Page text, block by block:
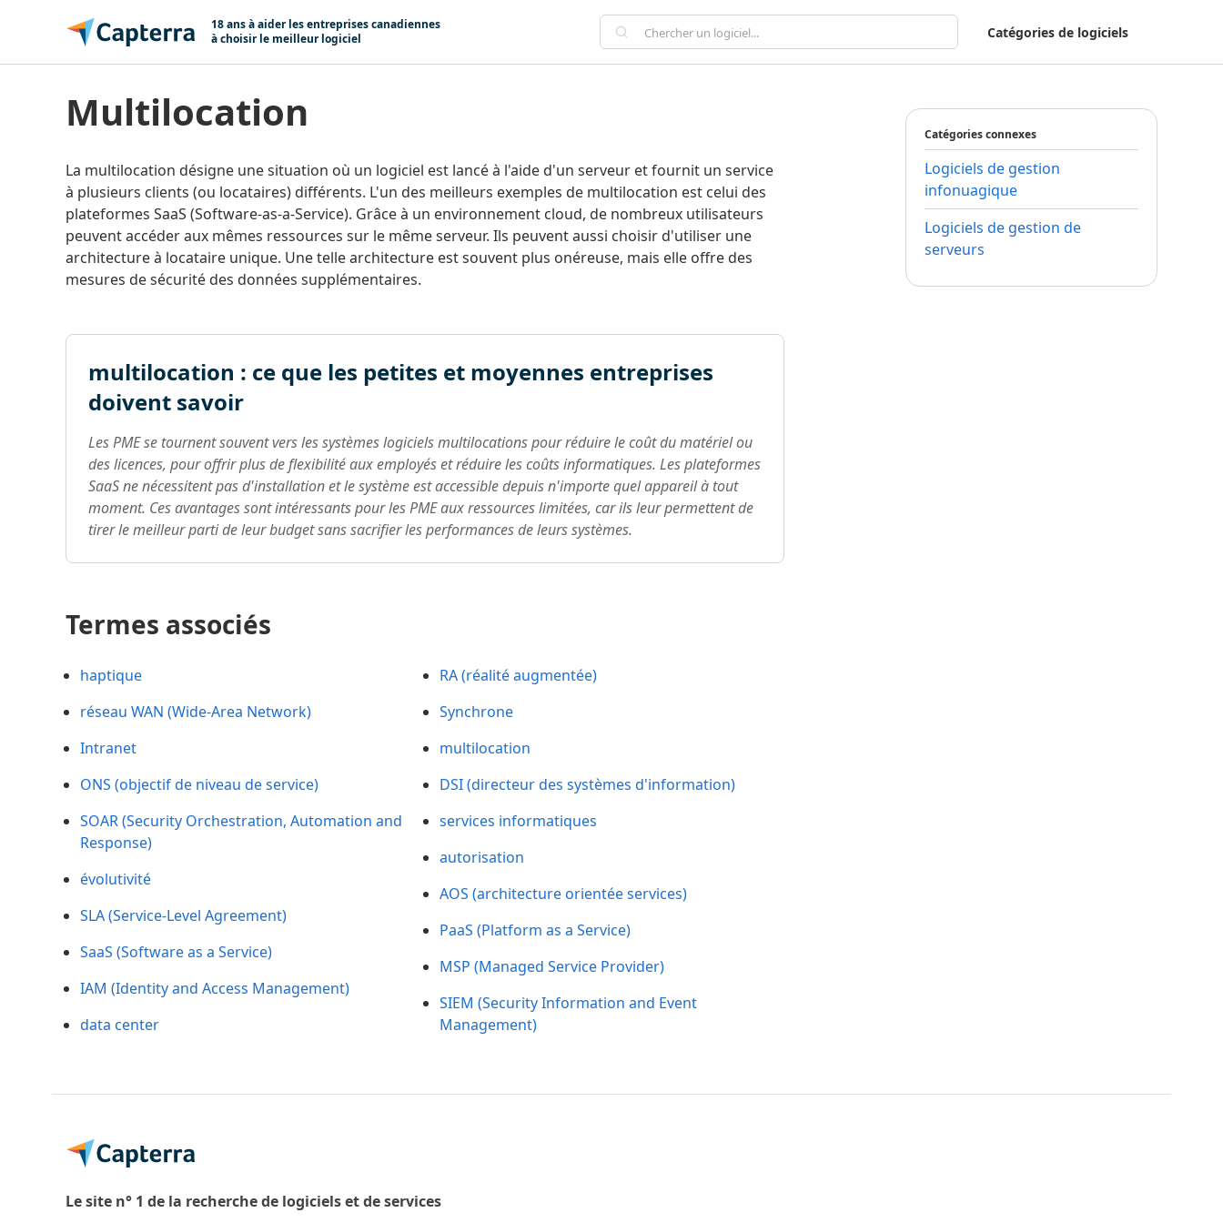
Passer au contenu
18 ans à aider les entreprises canadiennes
à choisir le meilleur logiciel
Catégories de logiciels
multilocation
La multilocation désigne une situation où un logiciel est lancé à l'aide d'un serveur et fournit un service
à plusieurs clients (ou locataires) différents. L'un des meilleurs exemples de multilocation est celui des
plateformes SaaS (Software-as-a-Service). Grâce à un environnement cloud, de nombreux utilisateurs
peuvent accéder aux mêmes ressources sur le même serveur. Ils peuvent aussi choisir d'utiliser une
architecture à locataire unique. Une telle architecture est souvent plus onéreuse, mais elle offre des
mesures de sécurité des données supplémentaires.
multilocation : ce que les petites et moyennes entreprises
doivent savoir
Les PME se tournent souvent vers les systèmes logiciels multilocations pour réduire le coût du matériel ou
des licences, pour offrir plus de flexibilité aux employés et réduire les coûts informatiques. Les plateformes
SaaS ne nécessitent pas d'installation et le système est accessible depuis n'importe quel appareil à tout
moment. Ces avantages sont intéressants pour les PME aux ressources limitées, car ils leur permettent de
tirer le meilleur parti de leur budget sans sacrifier les performances de leurs systèmes.
Termes associés
haptique
réseau WAN (Wide-Area Network)
Intranet
ONS (objectif de niveau de service)
SOAR (Security Orchestration, Automation and
Response)
évolutivité
SLA (Service-Level Agreement)
SaaS (Software as a Service)
IAM (Identity and Access Management)
data center
RA (réalité augmentée)
Synchrone
multilocation
DSI (directeur des systèmes d'information)
services informatiques
autorisation
AOS (architecture orientée services)
PaaS (Platform as a Service)
MSP (Managed Service Provider)
SIEM (Security Information and Event
Management)
Catégories connexes
Logiciels de gestion
infonuagique
Logiciels de gestion de
serveurs
Le site n° 1 de la recherche de logiciels et de services